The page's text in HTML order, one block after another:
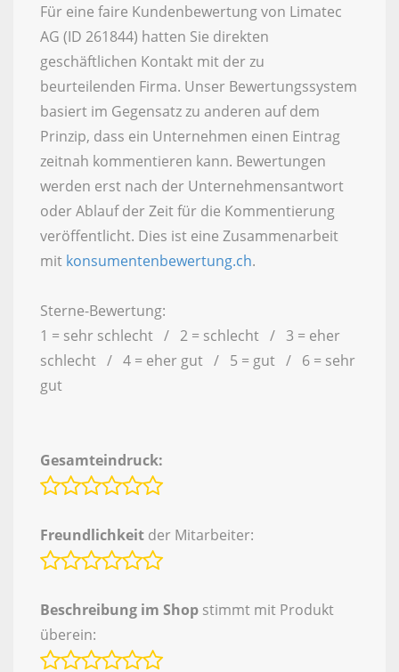
Für eine faire Kundenbewertung von Limatec
AG (ID 261844) hatten Sie direkten
geschäftlichen Kontakt mit der zu
beurteilenden Firma. Unser Bewertungssystem
basiert im Gegensatz zu anderen auf dem
Prinzip, dass ein Unternehmen einen Eintrag
zeitnah kommentieren kann. Bewertungen
werden erst nach der Unternehmensantwort
oder Ablauf der Zeit für die Kommentierung
veröffentlicht. Dies ist eine Zusammenarbeit
mit konsumentenbewertung.ch.
Sterne-Bewertung:
1 = sehr schlecht / 2 = schlecht / 3 = eher
schlecht / 4 = eher gut / 5 = gut / 6 = sehr
gut
Gesamteindruck:
Freundlichkeit der Mitarbeiter:
Beschreibung im Shop stimmt mit Produkt
überein: